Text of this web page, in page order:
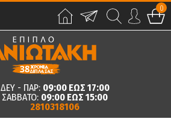
0
ΔΕΥ - ΠΑΡ: 09:00 ΕΩΣ 17:00
ΣΑΒΒΑΤΟ: 09:00 ΕΩΣ 15:00
2810318106